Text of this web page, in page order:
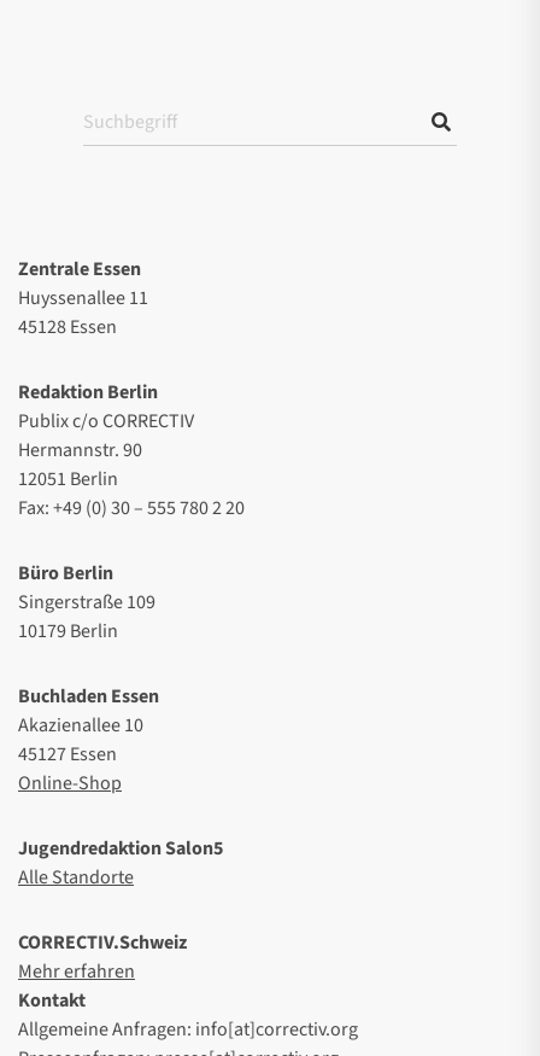
Zentrale Essen
Huyssenallee 11
45128 Essen
Redaktion Berlin
Publix c/o CORRECTIV
Hermannstr. 90
12051 Berlin
Fax: +49 (0) 30 – 555 780 2 20
Büro Berlin
Singerstraße 109
10179 Berlin
Buchladen Essen
Akazienallee 10
45127 Essen
Online-Shop
Jugendredaktion Salon5
Alle Standorte
CORRECTIV.Schweiz
Mehr erfahren
Kontakt
Allgemeine Anfragen: info[at]correctiv.org